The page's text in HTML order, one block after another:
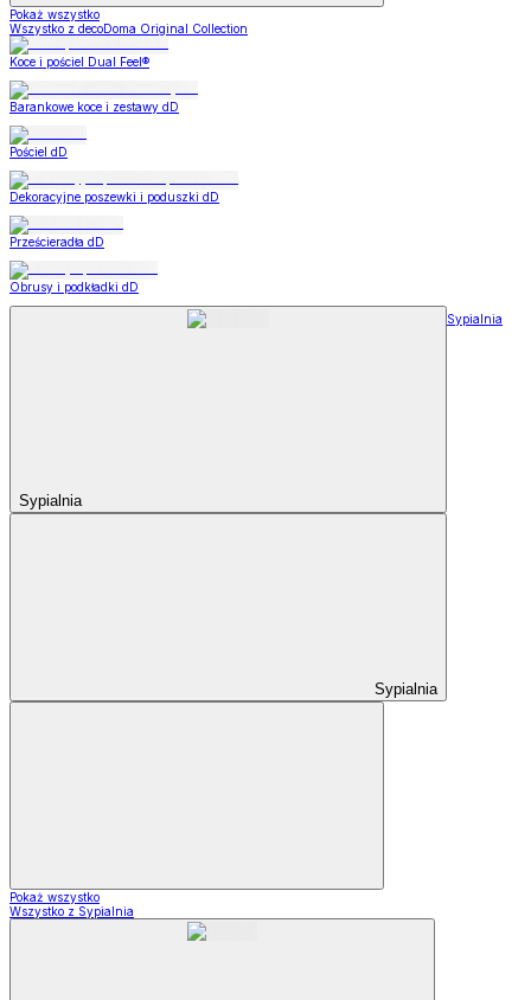
Pokaż wszystko
Wszystko z decoDoma Original Collection
Koce i pościel Dual Feel®
Barankowe koce i zestawy dD
Pościel dD
Dekoracyjne poszewki i poduszki dD
Prześcieradła dD
Obrusy i podkładki dD
Sypialnia
Sypialnia
Sypialnia
Pokaż wszystko
Wszystko z Sypialnia